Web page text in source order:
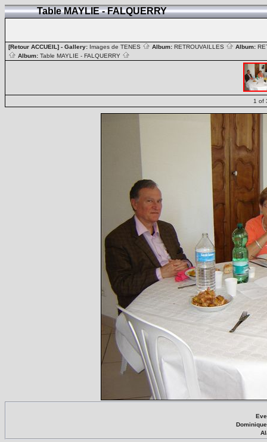
Table MAYLIE - FALQUERRY
[Retour ACCUEIL] - Gallery: Images de TENES Album: RETROUVAILLES Album:
Album: Table MAYLIE - FALQUERRY
1 of